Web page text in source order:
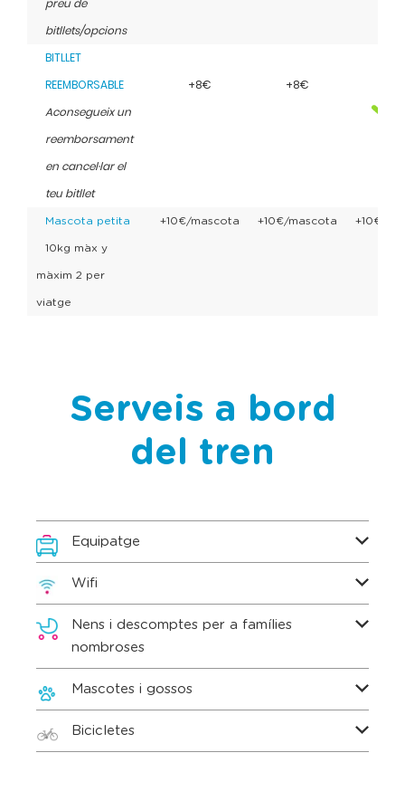
preu de
bitllets/opcions
BITLLET
REEMBORSABLE
Aconsegueix un
reemborsament
en cancel·lar el
teu bitllet
+8€ +8€
Mascota petita
10kg màx y
màxim 2 per
viatge
+10€/mascota +10€/mascota +10€/
Serveis a bord
del tren
Equipatge
Wifi
Nens i descomptes per a famílies
nombroses
Mascotes i gossos
Bicicletes